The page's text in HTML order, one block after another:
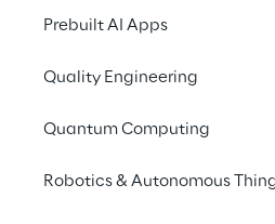
Prebuilt AI Apps
Quality Engineering
Quantum Computing
Robotics & Autonomous